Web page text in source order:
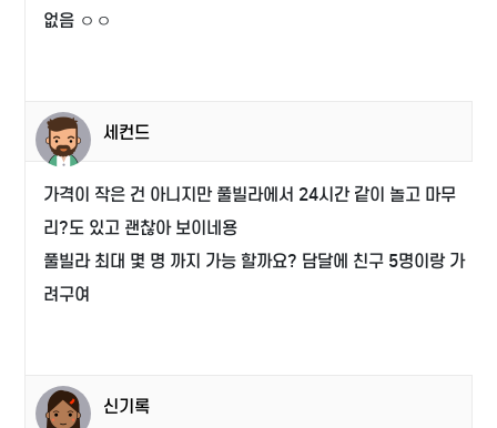
없음 ㅇㅇ
세컨드
가격이 작은 건 아니지만 풀빌라에서 24시간 같이 놀고 마무
리?도 있고 괜찮아 보이네용
풀빌라 최대 몇 명 까지 가능 할까요? 담달에 친구 5명이랑 가
려구여
신기록